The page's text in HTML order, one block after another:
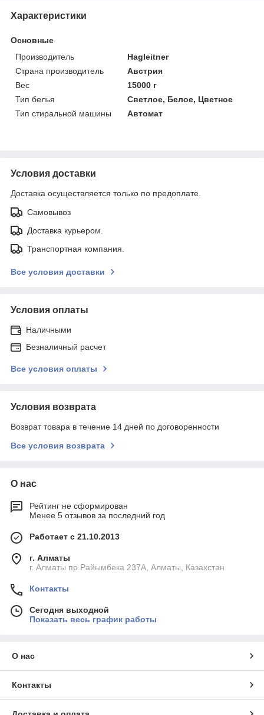
Характеристики
Основные
Производитель
Hagleitner
Страна производитель
Австрия
Вес
15000 г
Тип белья
Светлое, Белое, Цветное
Тип стиральной машины
Автомат
Условия доставки
Доставка осуществляется только по предоплате.
Самовывоз
Доставка курьером.
Транспортная компания.
Все условия доставки
Условия оплаты
Наличными
Безналичный расчет
Все условия оплаты
Условия возврата
Возврат товара в течение 14 дней по договоренности
Все условия возврата
О нас
Рейтинг не сформирован
Менее 5 отзывов за последний год
Работает с 21.10.2013
г. Алматы
г. Алматы пр.Райымбека 237А, Алматы, Казахстан
Контакты
Сегодня выходной
Показать весь график работы
О нас
Контакты